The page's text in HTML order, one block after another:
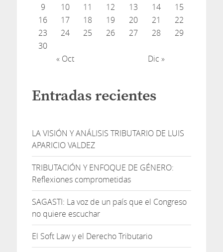
« Oct Dic »
9
10 11 12 13 14
15
16
17 18 19 20 21
22
23
24 25 26 27 28
29
30
Entradas recientes
LA VISIÓN Y ANÁLISIS TRIBUTARIO DE LUIS
APARICIO VALDEZ
TRIBUTACIÓN Y ENFOQUE DE GÉNERO:
Reflexiones comprometidas
SAGASTI: La voz de un país que el Congreso
no quiere escuchar
El Soft Law y el Derecho Tributario